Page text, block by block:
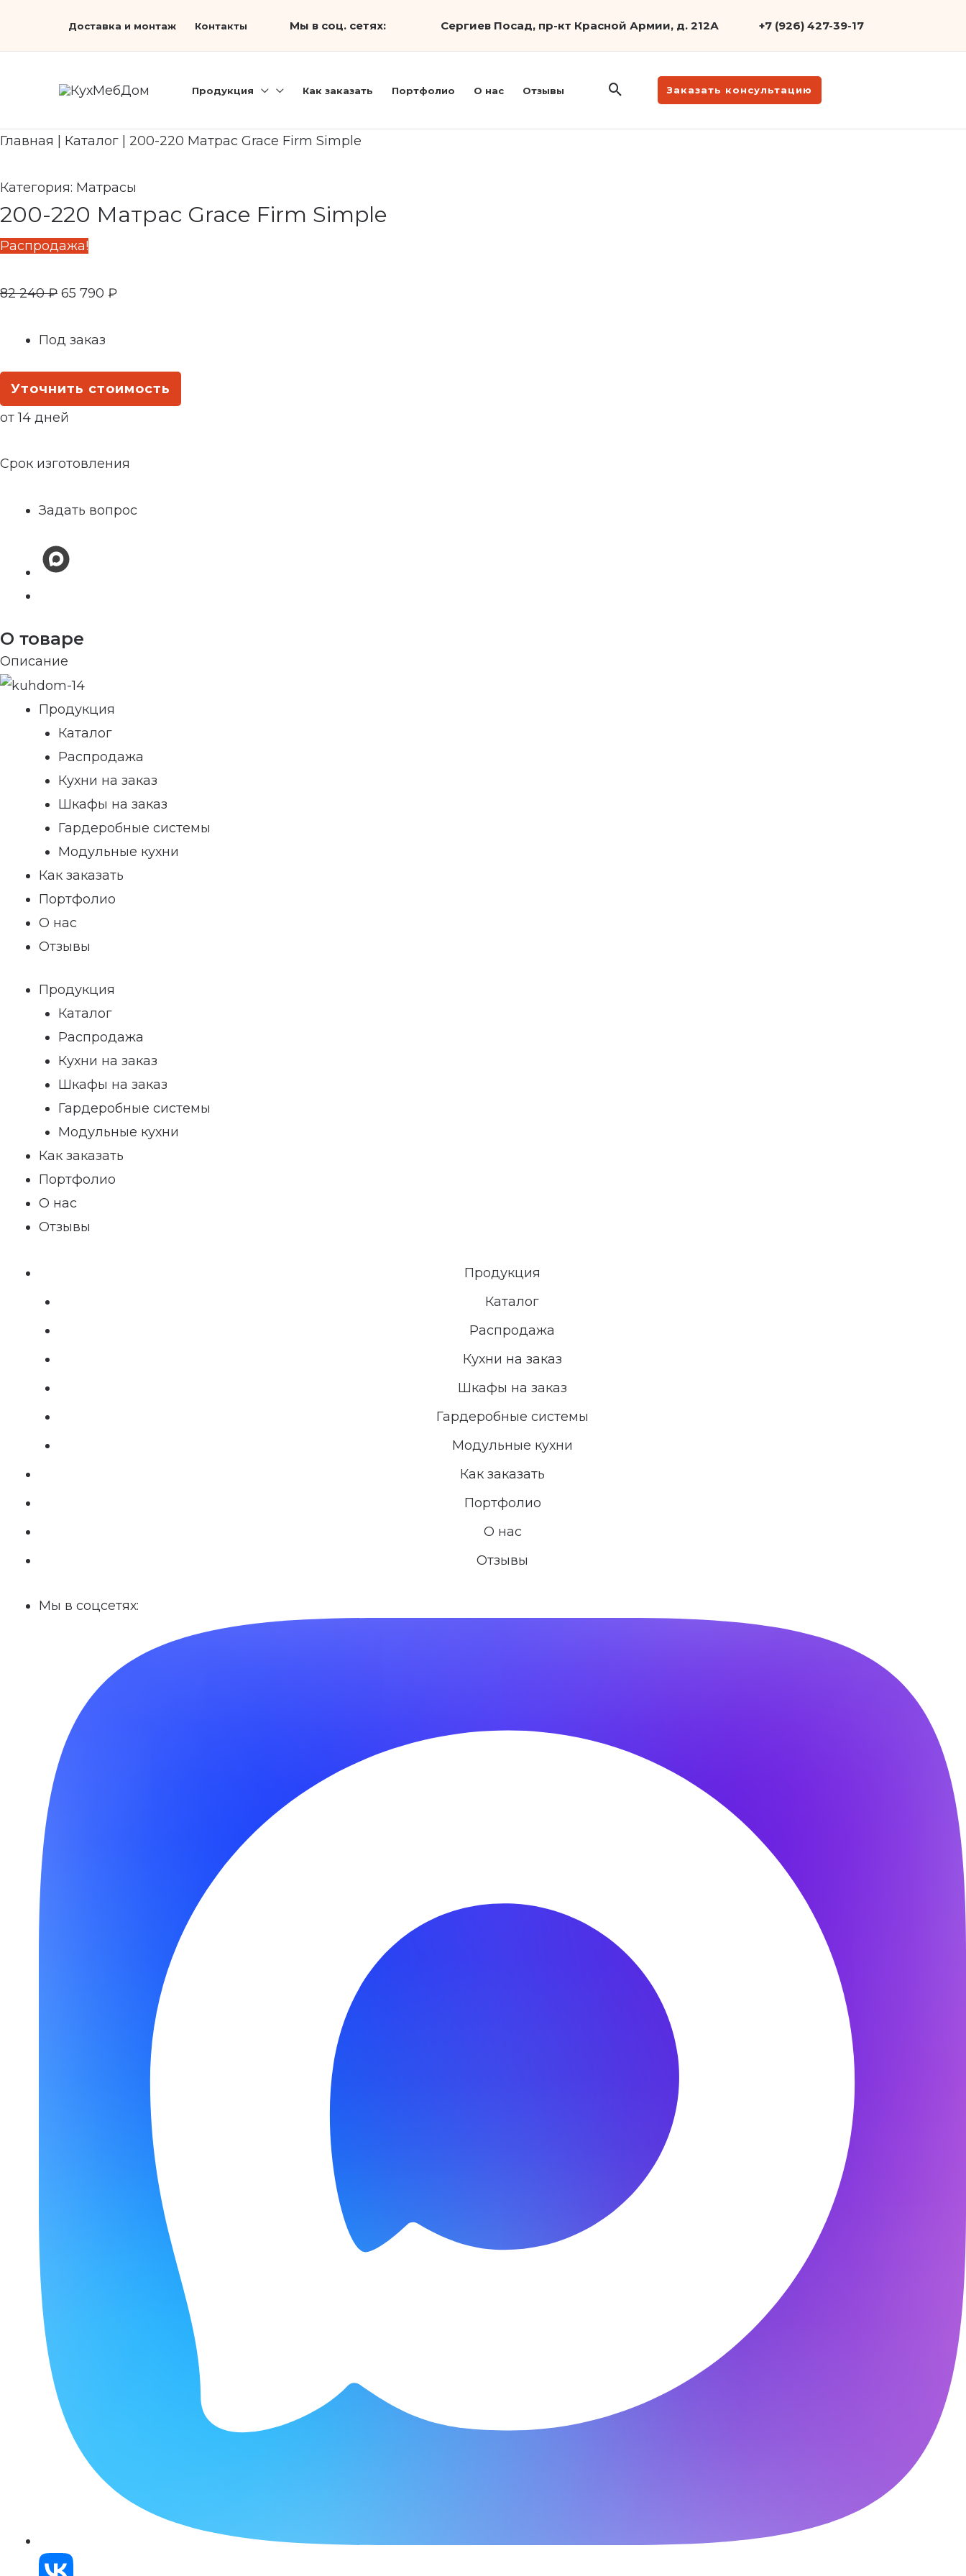
Доставка и монтаж Контакты Мы в соц. сетях: Сергиев Посад, пр-кт Красной Армии, д. 212А +7 (926) 427-39-17
Продукция Как заказать Портфолио О нас Отзывы Заказать консультацию
Главная Каталог 200-220 Матрас Grace Firm Simple
Категория: Матрасы
200-220 Матрас Grace Firm Simple
Распродажа!
82 240₽
цена
82
65 790 ₽
цена:
790 ₽.
Под заказ
Уточнить стоимость
от 14 дней
Срок изготовления
Задать вопрос
О товаре
Описание
Продукция
Каталог
Распродажа
Кухни на заказ
Шкафы на заказ
Гардеробные системы
Модульные кухни
Как заказать
Портфолио
О нас
Отзывы
Продукция
Каталог
Распродажа
Кухни на заказ
Шкафы на заказ
Гардеробные системы
Модульные кухни
Как заказать
Портфолио
О нас
Отзывы
Продукция
Каталог
Распродажа
Кухни на заказ
Шкафы на заказ
Гардеробные системы
Модульные кухни
Как заказать
Портфолио
О нас
Отзывы
Мы в соцсетях: